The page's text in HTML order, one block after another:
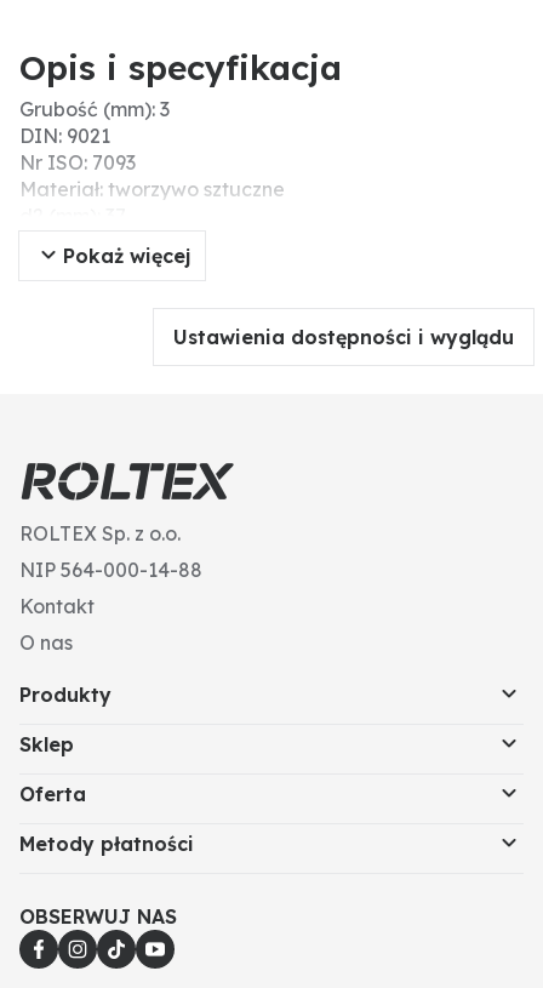
Opis i specyfikacja
Grubość (mm): 3
DIN: 9021
Nr ISO: 7093
Materiał: tworzywo sztuczne
d1 (mm): 13
Pokaż więcej
Ustawienia dostępności i wyglądu
ROLTEX Sp. z o.o.
NIP 564-000-14-88
Kontakt
O nas
Produkty
Sklep
Oferta
Metody płatności
OBSERWUJ NAS